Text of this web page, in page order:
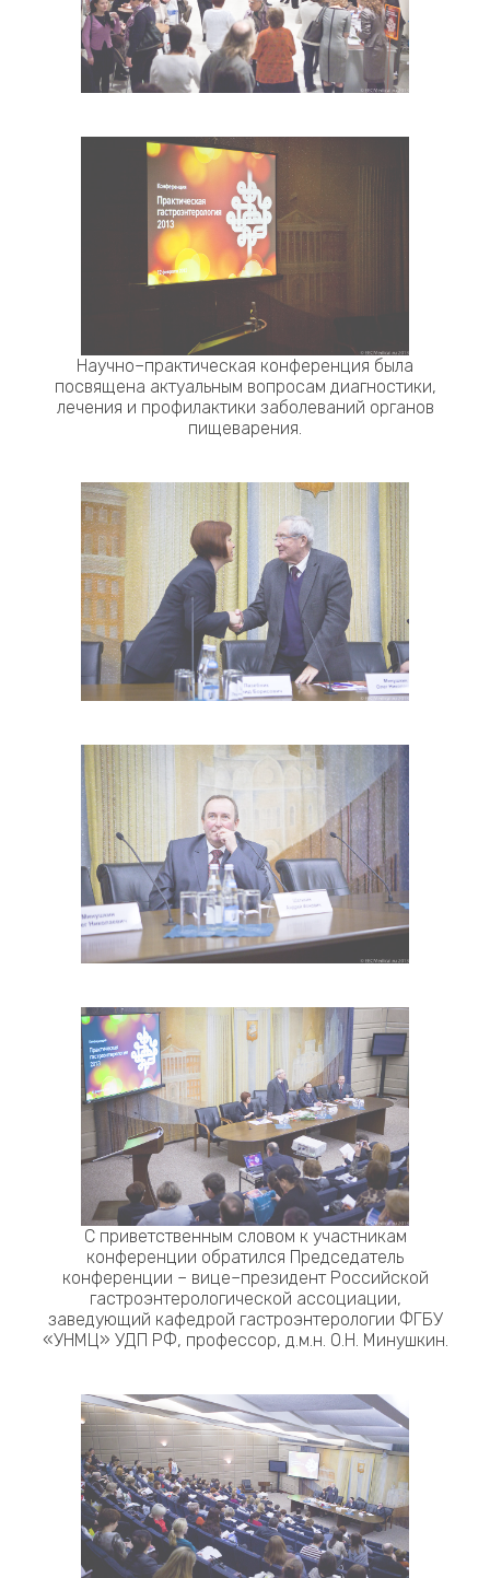
Научно–практическая конференция была
посвящена актуальным вопросам диагностики,
лечения и профилактики заболеваний органов
пищеварения.
С приветственным словом к участникам
конференции обратился Председатель
конференции – вице–президент Российской
гастроэнтерологической ассоциации,
заведующий кафедрой гастроэнтерологии ФГБУ
«УНМЦ» УДП РФ, профессор, д.м.н. О.Н. Минушкин.